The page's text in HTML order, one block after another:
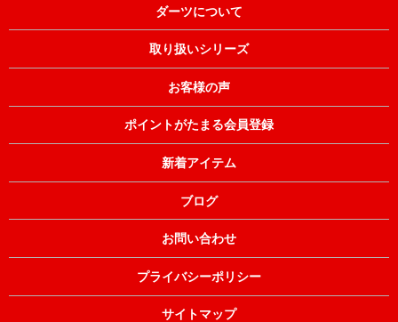
ダーツについて
取り扱いシリーズ
お客様の声
ポイントがたまる会員登録
新着アイテム
ブログ
お問い合わせ
プライバシーポリシー
サイトマップ